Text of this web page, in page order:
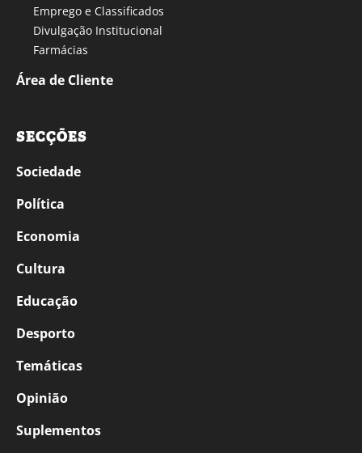
Emprego e Classificados
Divulgação Institucional
Farmácias
Área de Cliente
SECÇÕES
Sociedade
Política
Economia
Cultura
Educação
Desporto
Temáticas
Opinião
Suplementos